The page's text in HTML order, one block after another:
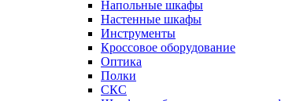
Напольные шкафы
Настенные шкафы
Инструменты
Кроссовое оборудование
Оптика
Полки
СКС